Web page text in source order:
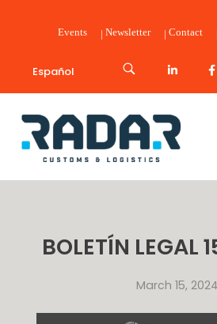
Events Newsletter Contact
Español
Radar Customs & Logistics
BOLETÍN LEGAL
March 15, 2024